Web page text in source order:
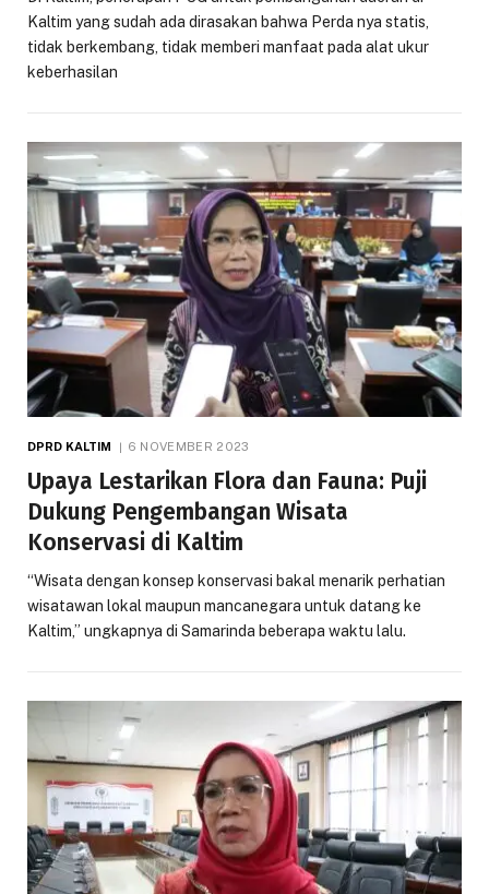
Kaltim yang sudah ada dirasakan bahwa Perda nya statis,
tidak berkembang, tidak memberi manfaat pada alat ukur
keberhasilan
DPRD KALTIM 6 NOVEMBER 2023
Upaya Lestarikan Flora dan Fauna: Puji
Dukung Pengembangan Wisata
Konservasi di Kaltim
“Wisata dengan konsep konservasi bakal menarik perhatian
wisatawan lokal maupun mancanegara untuk datang ke
Kaltim,” ungkapnya di Samarinda beberapa waktu lalu.